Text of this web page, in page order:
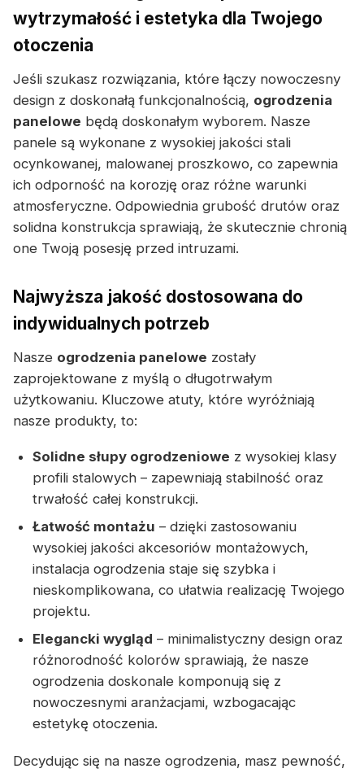
wytrzymałość i estetyka dla Twojego
otoczenia
Jeśli szukasz rozwiązania, które łączy nowoczesny
design z doskonałą funkcjonalnością, ogrodzenia
panelowe będą doskonałym wyborem. Nasze
panele są wykonane z wysokiej jakości stali
ocynkowanej, malowanej proszkowo, co zapewnia
ich odporność na korozję oraz różne warunki
atmosferyczne. Odpowiednia grubość drutów oraz
solidna konstrukcja sprawiają, że skutecznie chronią
one Twoją posesję przed intruzami.
Najwyższa jakość dostosowana do
indywidualnych potrzeb
Nasze ogrodzenia panelowe zostały
zaprojektowane z myślą o długotrwałym
użytkowaniu. Kluczowe atuty, które wyróżniają
nasze produkty, to:
Solidne słupy ogrodzeniowe z wysokiej klasy
profili stalowych – zapewniają stabilność oraz
trwałość całej konstrukcji.
Łatwość montażu – dzięki zastosowaniu
wysokiej jakości akcesoriów montażowych,
instalacja ogrodzenia staje się szybka i
nieskomplikowana, co ułatwia realizację Twojego
projektu.
Elegancki wygląd – minimalistyczny design oraz
różnorodność kolorów sprawiają, że nasze
ogrodzenia doskonale komponują się z
nowoczesnymi aranżacjami, wzbogacając
estetykę otoczenia.
Decydując się na nasze ogrodzenia, masz pewność,